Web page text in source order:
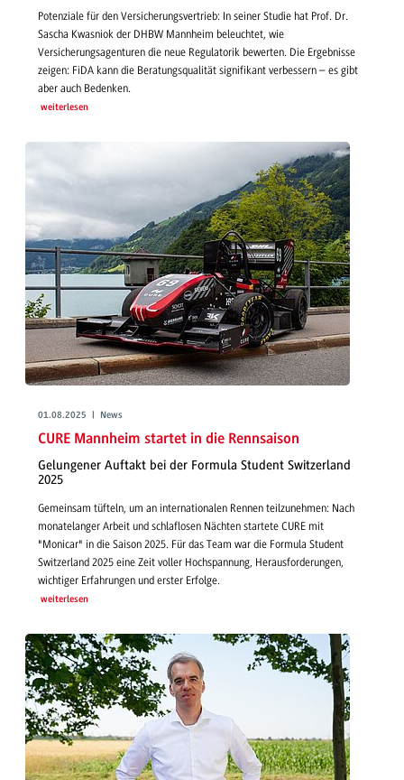
Potenziale für den Versicherungsvertrieb: In seiner Studie hat Prof. Dr.
Sascha Kwasniok der DHBW Mannheim beleuchtet, wie
Versicherungsagenturen die neue Regulatorik bewerten. Die Ergebnisse
zeigen: FiDA kann die Beratungsqualität signifikant verbessern – es gibt
aber auch Bedenken.
weiterlesen
01.08.2025 | News
CURE Mannheim startet in die Rennsaison
Gelungener Auftakt bei der Formula Student Switzerland
2025
Gemeinsam tüfteln, um an internationalen Rennen teilzunehmen: Nach
monatelanger Arbeit und schlaflosen Nächten startete CURE mit
"Monicar" in die Saison 2025. Für das Team war die Formula Student
Switzerland 2025 eine Zeit voller Hochspannung, Herausforderungen,
wichtiger Erfahrungen und erster Erfolge.
weiterlesen